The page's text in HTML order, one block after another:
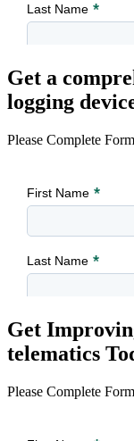
Get a
logging
Please Complete
Get
telematics
Please Complete